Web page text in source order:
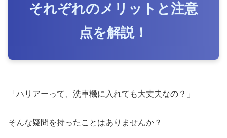
それぞれのメリットと注意
点を解説！
「ハリアーって、洗車機に入れても大丈夫なの？」
そんな疑問を持ったことはありませんか？